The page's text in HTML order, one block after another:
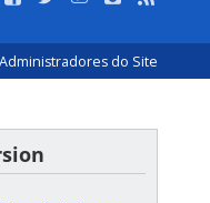
Administradores do Site